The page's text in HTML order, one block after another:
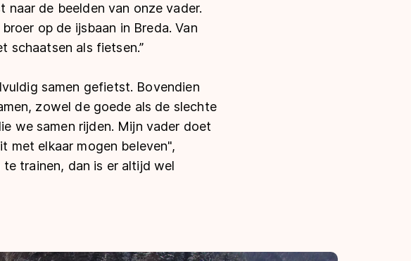
naar de beelden van onze vader.
op de ijsbaan in Breda. Van
schaatsen als fietsen.”
samen gefietst. Bovendien
zowel de goede als de slechte
we samen rijden. Mijn vader doet
met elkaar mogen beleven",
trainen, dan is er altijd wel